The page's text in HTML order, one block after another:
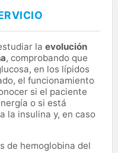
la evolución
, comprobando que
en los lípidos
el funcionamiento
si el paciente
o si está
la insulina y, en caso
de hemoglobina del